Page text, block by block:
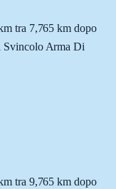
tra 7,765 km dopo
Svincolo Arma Di
tra 9,765 km dopo